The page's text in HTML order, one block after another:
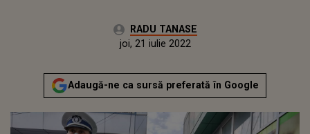
Autor:RADU TANASE
Actualizat:
joi, 21 iulie 2022
Adaugă-ne ca sursă preferată în Google